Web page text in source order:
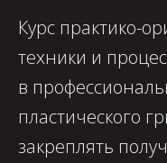
Курс практико-
техники и
в
пластического
закреплять